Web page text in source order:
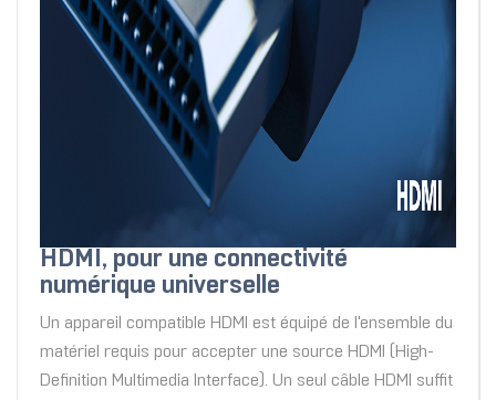
HDMI, pour une connectivité
numérique universelle
Un appareil compatible HDMI est équipé de l'ensemble du
matériel requis pour accepter une source HDMI (High-
Definition Multimedia Interface). Un seul câble HDMI suffit